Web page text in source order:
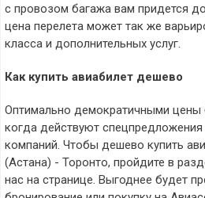
с провозом багажа вам придется
цена перелета может так же
класса и дополнительных услуг.
Как купить авиабилет дешево
Оптимально демократичными
когда действуют
компаний. Чтобы дешево купить
(Астана) - Торонто, пройдите в
нас на странице. Выгоднее будет